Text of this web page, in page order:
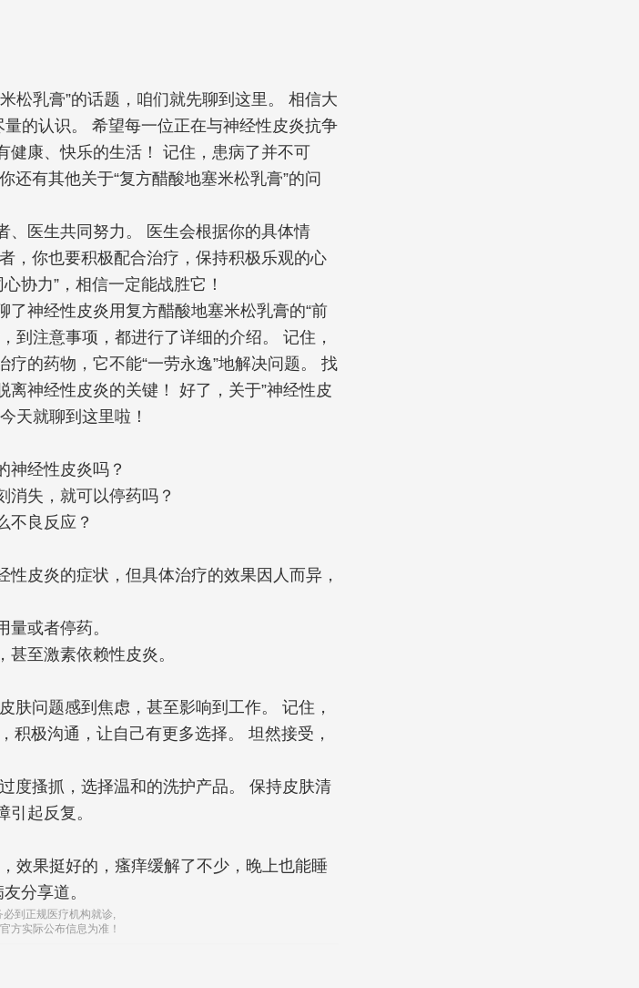
松乳膏”的话题，咱们就先聊到这里。 相信大
的认识。 希望每一位正在与神经性皮炎抗争
健康、快乐的生活！ 记住，患病了并不可
还有其他关于“复方醋酸地塞米松乳膏”的问
、医生共同努力。 医生会根据你的具体情
，你也要积极配合治疗，保持积极乐观的心
协力”，相信一定能战胜它！
神经性皮炎用复方醋酸地塞米松乳膏的“前
到注意事项，都进行了详细的介绍。 记住，
的药物，它不能“一劳永逸”地解决问题。 找
神经性皮炎的关键！ 好了，关于”神经性皮
天就聊到这里啦！
神经性皮炎吗？
消失，就可以停药吗？
不良反应？
皮炎的症状，但具体治疗的效果因人而异，
或者停药。
至激素依赖性皮炎。
肤问题感到焦虑，甚至影响到工作。 记住，
积极沟通，让自己有更多选择。 坦然接受，
度搔抓，选择温和的洗护产品。 保持皮肤清
起反复。
效果挺好的，瘙痒缓解了不少，晚上也能睡
分享道。
到正规医疗机构就诊,
方实际公布信息为准！